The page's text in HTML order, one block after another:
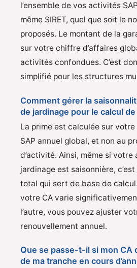
l’ensemble de vos activités
même SIRET, quel que soit le
proposés. Le montant de la
sur votre chiffre d’affaires
activités confondues. C’est
simplifié pour les structures
Comment gérer la
de jardinage pour le calcul de
La prime est calculée sur
SAP annuel global, et non au
d’activité. Ainsi, même si
jardinage est saisonnière,
total qui sert de base de
votre CA varie
l’autre, vous pouvez ajuster
renouvellement annuel.
Que se passe-t-il si mon CA
de ma tranche en cours